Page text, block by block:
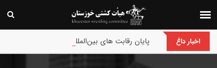
اخبار داغ پایان رقابت های بین‌المللی جام حسن گمیجی و